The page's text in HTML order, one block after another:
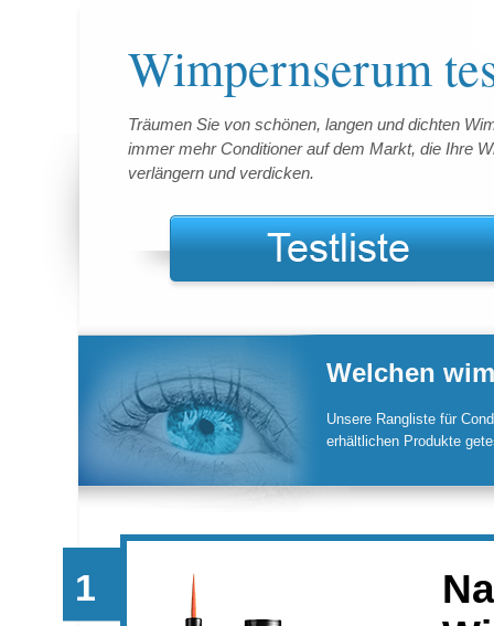
Wimpernserum
Träumen Sie von schönen, langen und dichten
immer mehr Conditioner auf dem Markt, die Ihre
verlängern und verdicken.
Welchen
Unsere Rangliste für
erhältlichen Produkte